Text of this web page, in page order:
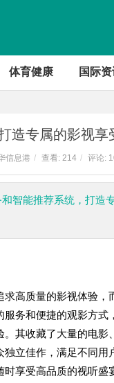
体育健康 国际
造专属的影视享
信息港 / 查看: 214 / 评论:
智能推荐系统，打造
高质量的影视体验，
务和便捷的观影方式
其收藏了大量的电
立佳作，满足不同
享受高品质的视听盛